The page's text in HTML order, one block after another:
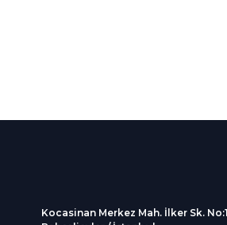
Kocasinan Merkez Mah. İlker Sk.